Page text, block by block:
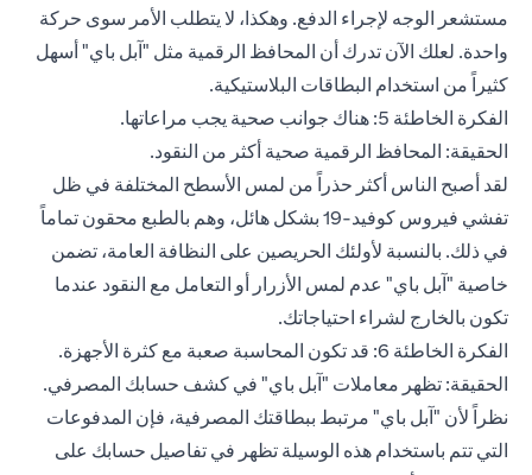
مستشعر الوجه لإجراء الدفع. وهكذا، لا يتطلب الأمر سوى حركة
واحدة. لعلك الآن تدرك أن المحافظ الرقمية مثل "آبل باي" أسهل
كثيراً من استخدام البطاقات البلاستيكية.
الفكرة الخاطئة 5: هناك جوانب صحية يجب مراعاتها.
الحقيقة: المحافظ الرقمية صحية أكثر من النقود.
لقد أصبح الناس أكثر حذراً من لمس الأسطح المختلفة في ظل
تفشي فيروس كوفيد-19 بشكل هائل، وهم بالطبع محقون تماماً
في ذلك. بالنسبة لأولئك الحريصين على النظافة العامة، تضمن
خاصية "آبل باي" عدم لمس الأزرار أو التعامل مع النقود عندما
تكون بالخارج لشراء احتياجاتك.
الفكرة الخاطئة 6: قد تكون المحاسبة صعبة مع كثرة الأجهزة.
الحقيقة: تظهر معاملات "آبل باي" في كشف حسابك المصرفي.
نظراً لأن "آبل باي" مرتبط ببطاقتك المصرفية، فإن المدفوعات
التي تتم باستخدام هذه الوسيلة تظهر في تفاصيل حسابك على